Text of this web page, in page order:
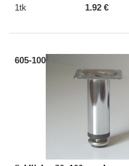
1tk
1.92 €
605-100